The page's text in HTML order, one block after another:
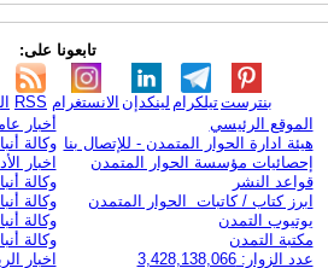
تابعونا على:
RSS الانستغرام لينكدإن تيلكرامبنترست
الموقع الرئيسي
هيئة ادارة الحوار المتمدن - للإتصال بنا
إحصائيات مؤسسة الحوار المتمدن
قواعد النشر
ابرز كتاب / كاتبات الحوار المتمدن
يوتيوب التمدن
مكتبة التمدن
عدد الزوار: 3,428,138,066
أخبار
وكالة
اخبار
وكالة
وكالة
وكالة
وكالة
اخبار